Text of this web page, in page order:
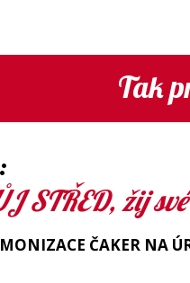
Tak
STŘED, žij
ČAKER NA